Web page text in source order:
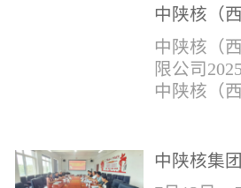
登记表》(
填写。并
表》和本
相关证件
本科西安
月本科西
程社招3王
本科西安
子工程社
中陕核（
限公司
中陕核（
限公司
中陕核（
如下：一
见附件1
中陕核集
经理赵铜